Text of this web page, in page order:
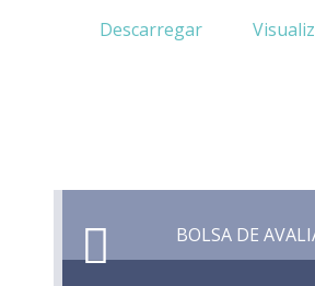
Descarregar
BOLSA DE